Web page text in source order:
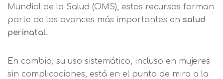
Mundial de la Salud (OMS), estos recursos forman
parte de los avances más importantes en salud
perinatal.
En cambio, su uso sistemático, incluso en mujeres
sin complicaciones, está en el punto de mira a la